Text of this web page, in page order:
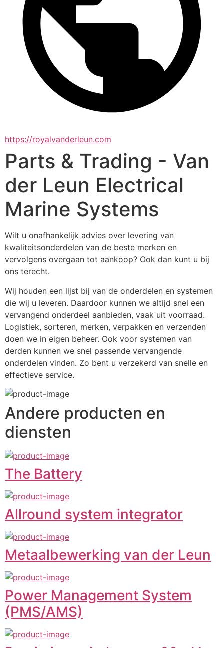
https://royalvanderleun.com
Parts & Trading - Van
der Leun Electrical
Marine Systems
Wilt u onafhankelijk advies over levering van
kwaliteitsonderdelen van de beste merken en
vervolgens overgaan tot aankoop? Ook dan kunt u bij
ons terecht.
Wij houden een lijst bij van de onderdelen en systemen
die wij u leveren. Daardoor kunnen we altijd snel een
vervangend onderdeel aanbieden, vaak uit voorraad.
Logistiek, sorteren, merken, verpakken en verzenden
doen we in eigen beheer. Ook voor systemen van
derden kunnen we snel passende vervangende
onderdelen vinden. Zo bent u verzekerd van snelle en
effectieve service.
Andere producten en
diensten
The Battery
Allround system integrator
Metaalbewerking van der Leun
Power Management System
(PMS/AMS)